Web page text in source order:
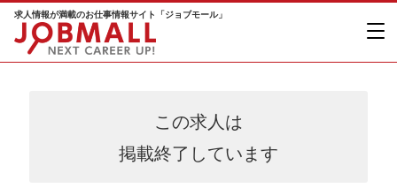
求人情報が満載のお仕事情報サイト「ジョブモール」
この求人は
掲載終了しています